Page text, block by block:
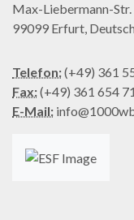
Max-Liebermann-Str.
99099 Erfurt,
Telefon:(+49) 361
Fax:(+49) 361 654
E-Mail: